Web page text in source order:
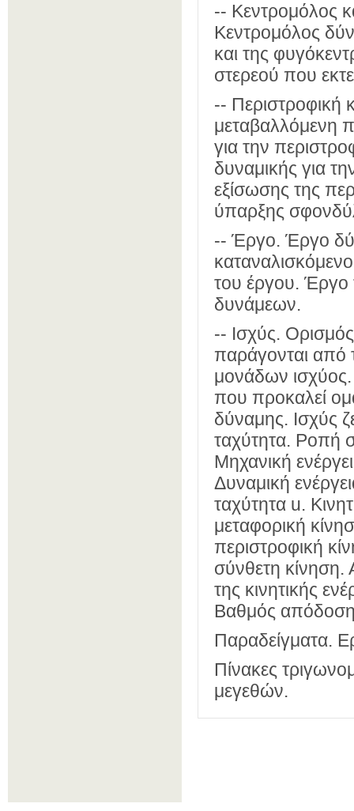
-- Κεντρομόλος
Κεντρομόλος
και της
στερεού που
-- Περιστροφική
μεταβαλλόμενη
για την
δυναμικής για
εξίσωσης της
ύπαρξης
-- Έργο. Έργο
του έργου.
δυνάμεων.
-- Ισχύς.
παράγονται από
μονάδων
που προκαλεί
δύναμης. Ισχύς
ταχύτητα. Ροπή
Μηχανική
Δυναμική
ταχύτητα u.
μεταφορική
περιστροφική
σύνθετη κίνηση.
της κινητικής
Βαθμός
Παραδείγματα.
Πίνακες
μεγεθών.